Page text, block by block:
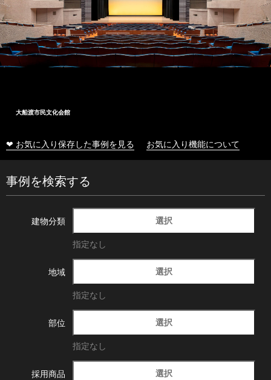
大船渡市民文化会館
❤ お気に入り保存した事例を見る お気に入り機能について
事例を検索する
建物分類 選択
指定なし
地域 選択
指定なし
部位 選択
指定なし
採用商品 選択